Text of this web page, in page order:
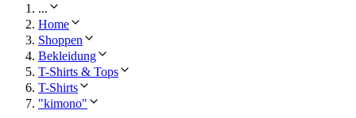
...
Home
Shoppen
Bekleidung
T-Shirts & Tops
T-Shirts
"kimono"